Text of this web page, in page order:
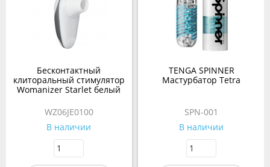
Бесконтактный
клиторальный стимулятор
Womanizer Starlet белый
WZ06JE0100
В наличии
TENGA SPINNER
Мастурбатор Tetra
SPN-001
В наличии